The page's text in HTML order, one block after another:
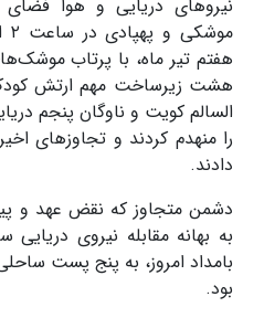
نیروهای دریایی و هوا
هفتم تیر ماه، با پرتاب
هشت زیرساخت مهم ارتش
السالم کویت و ناوگان پنجم
را منهدم کردند و تجاوزهای
دادند.
دشمن متجاوز که نقض عهد و
به بهانه مقابله نیروی
بامداد امروز، به پنج پست
بود.